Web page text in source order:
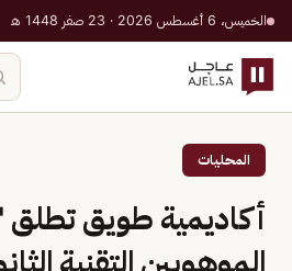
الخميس، 6 أغسطس 2026 · 23 صفر 1448 هـ
المحليات
أكاديمية طويق
الموهوبين التقنية